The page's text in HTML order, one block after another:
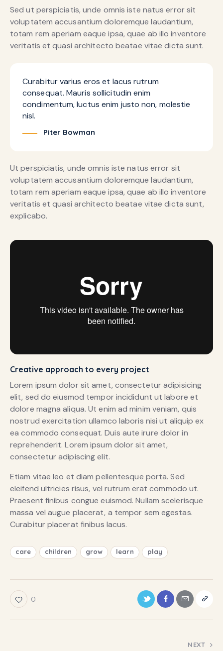
Sed ut perspiciatis, unde omnis iste natus error sit
voluptatem accusantium doloremque laudantium,
totam rem aperiam eaque ipsa, quae ab illo inventore
veritatis et quasi architecto beatae vitae dicta sunt.
Curabitur varius eros et lacus rutrum
consequat. Mauris sollicitudin enim
condimentum, luctus enim justo non, molestie
nisl.
Piter Bowman
Ut perspiciatis, unde omnis iste natus error sit
voluptatem accusantium doloremque laudantium,
totam rem aperiam eaque ipsa, quae ab illo inventore
veritatis et quasi architecto beatae vitae dicta sunt,
explicabo.
Creative approach to every project
Lorem ipsum dolor sit amet, consectetur adipisicing
elit, sed do eiusmod tempor incididunt ut labore et
dolore magna aliqua. Ut enim ad minim veniam, quis
nostrud exercitation ullamco laboris nisi ut aliquip ex
ea commodo consequat. Duis aute irure dolor in
reprehenderit. Lorem ipsum dolor sit amet,
consectetur adipiscing elit.
Etiam vitae leo et diam pellentesque porta. Sed
eleifend ultricies risus, vel rutrum erat commodo ut.
Praesent finibus congue euismod. Nullam scelerisque
massa vel augue placerat, a tempor sem egestas.
Curabitur placerat finibus lacus.
care children grow learn play
0
NEXT